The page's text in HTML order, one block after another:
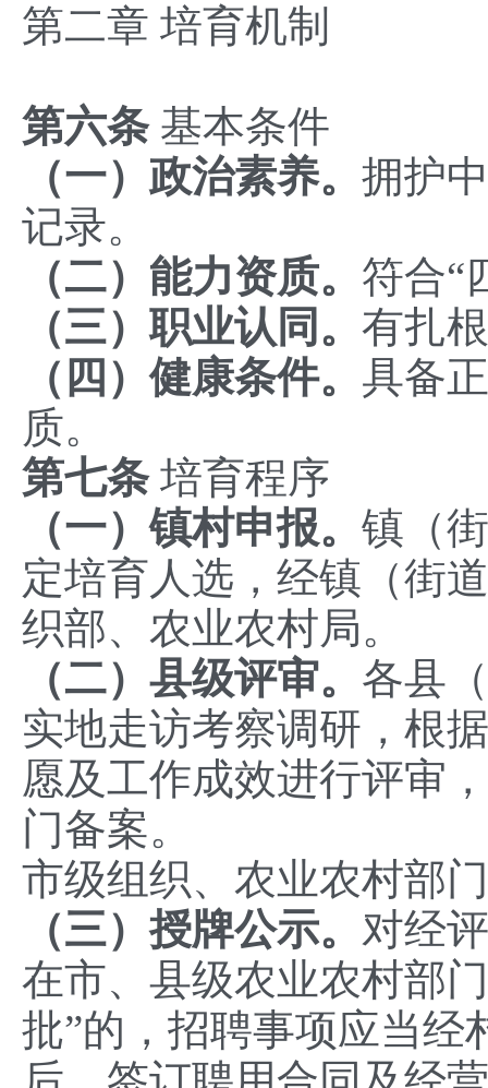
‌第二章 培育机制
‌第六条基本条件‌
（一）‌政治素养。 拥护
记录。
（二） ‌能力资质。 符合“
（三）‌职业认同 。 有扎
（ 四 ）健康条件。 具备
质。
‌第七条培育程序‌
（一）镇村申报。 镇（
定培育人选，经镇（街
织部、农业农村局。
（二）县级评审。 各县
实地走访考察调研，根
愿及工作成效进行评审
门备案。
市级组织、农业农村部
（三）授牌公示。 对经
在市、县级农业农村部
批”的，招聘事项应当经